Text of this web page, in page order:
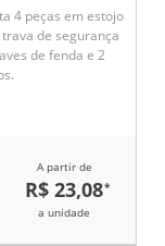
4 peças em estojo
de segurança
de fenda e 2
A partir de
R$ 23,08*
a unidade